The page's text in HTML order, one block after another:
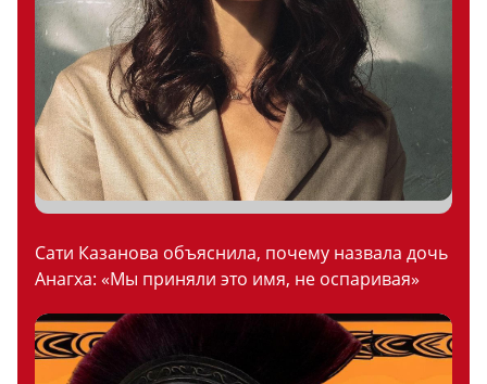
Сати Казанова объяснила, почему назвала дочь
Анагха: «Мы приняли это имя, не оспаривая»